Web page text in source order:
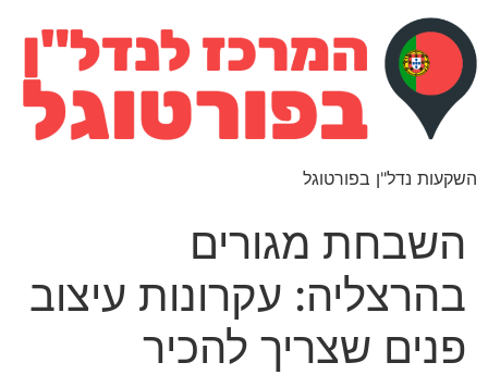
השקעות נדל"ן בפורטוגל
השבחת מגורים
בהרצליה: עקרונות עיצוב
פנים שצריך להכיר